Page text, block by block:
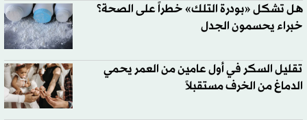
هل تشكل «بودرة التلك» خطراً على الصحة؟
خبراء يحسمون الجدل
تقليل السكر في أول عامين من العمر يحمي
الدماغ من الخرف مستقبلاً